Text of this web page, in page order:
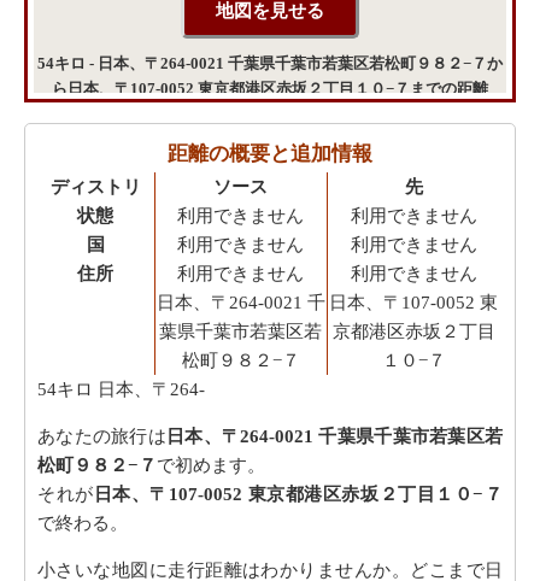
54キロ - 日本、〒264-0021 千葉県千葉市若葉区若松町９８２−７か
ら日本、〒107-0052 東京都港区赤坂２丁目１０−７までの距離
距離の概要と追加情報
ディストリ
状態
国
住所
ソース
利用できません
利用できません
利用できません
日本、〒264-0021 千
葉県千葉市若葉区若
松町９８２−７
先
利用できません
利用できません
利用できません
日本、〒107-0052 東
京都港区赤坂２丁目
１０−７
54キロ 日本、〒264-
あなたの旅行は 日本、〒264-0021 千葉県千葉市若葉区若
松町９８２−７ で初めます。
それが 日本、〒107-0052 東京都港区赤坂２丁目１０−７
で終わる。
小さいな地図に走行距離はわかりませんか。どこまで日